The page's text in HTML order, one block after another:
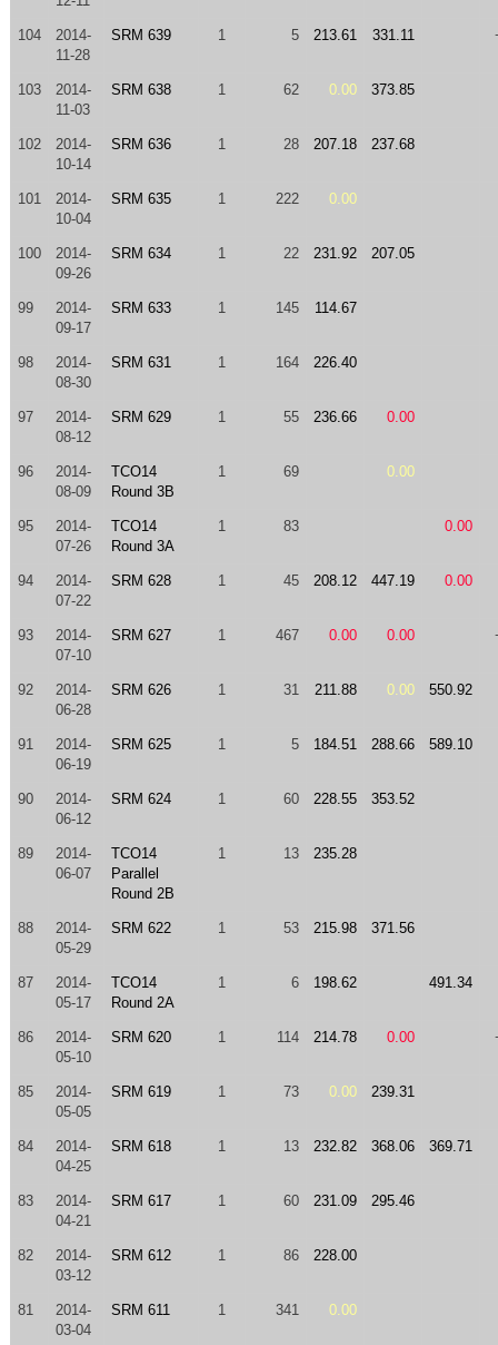
104
2014-
11-28
SRM 639 1 5 213.61 331.11
103
2014-
11-03
SRM 638 1 62 0.00 373.85
102
2014-
10-14
SRM 636 1 28 207.18 237.68
101
2014-
10-04
SRM 635 1 222 0.00
100
2014-
09-26
SRM 634 1 22 231.92 207.05
99
2014-
09-17
SRM 633 1 145 114.67
98
2014-
08-30
SRM 631 1 164 226.40
97
2014-
08-12
SRM 629 1 55 236.66 0.00
96
2014-
08-09
TCO14
Round 3B
1 69 0.00
95
2014-
07-26
TCO14
Round 3A
1 83 0.00
94
2014-
07-22
SRM 628 1 45 208.12 447.19 0.00
93
2014-
07-10
SRM 627 1 467 0.00 0.00
92
2014-
06-28
SRM 626 1 31 211.88 0.00 550.92
91
2014-
06-19
SRM 625 1 5 184.51 288.66 589.10
90
2014-
06-12
SRM 624 1 60 228.55 353.52
89
2014-
06-07
TCO14
Parallel
Round 2B
1 13 235.28
88
2014-
05-29
SRM 622 1 53 215.98 371.56
87
2014-
05-17
TCO14
Round 2A
1 6 198.62 491.34
86
2014-
05-10
SRM 620 1 114 214.78 0.00
85
2014-
05-05
SRM 619 1 73 0.00 239.31
84
2014-
04-25
SRM 618 1 13 232.82 368.06 369.71
83
2014-
04-21
SRM 617 1 60 231.09 295.46
82
2014-
03-12
SRM 612 1 86 228.00
81
2014-
03-04
SRM 611 1 341 0.00